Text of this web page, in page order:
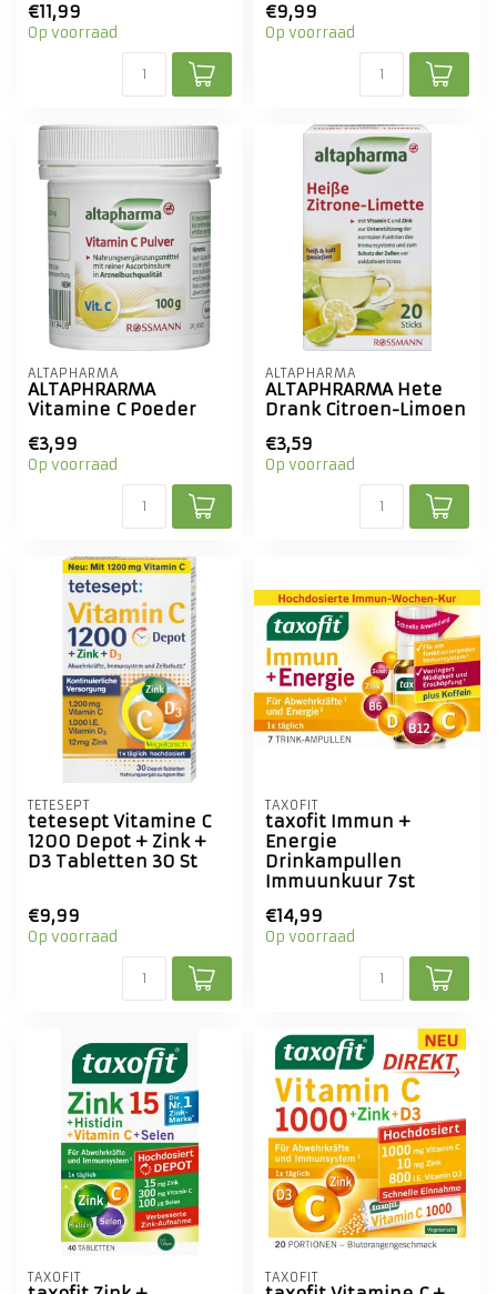
€11,99
Op voorraad
€9,99
Op voorraad
ALTAPHARMA
ALTAPHRARMA
Vitamine C Poeder
€3,99
Op voorraad
ALTAPHARMA
ALTAPHRARMA Hete
Drank Citroen-Limoen
€3,59
Op voorraad
TETESEPT
tetesept Vitamine C
1200 Depot + Zink +
D3 Tabletten 30 St
€9,99
Op voorraad
TAXOFIT
taxofit Immun +
Energie
Drinkampullen
Immuunkuur 7st
€14,99
Op voorraad
TAXOFIT TAXOFIT